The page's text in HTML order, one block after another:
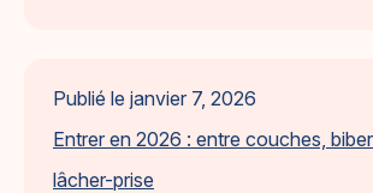
Publié le janvier 7, 2026
Entrer en 2026 : entre couches,
lâcher-prise